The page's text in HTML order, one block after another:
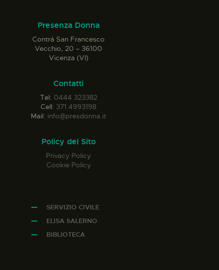
Presenza Donna
Contrà San Francesco
Vecchio, 20 – 36100
Vicenza (VI)
Contatti
Tel: 0444 323382
Cell: 371 4993198
Mail: info@presdonna.it
Policy del Sito
Privacy Policy
Cookie Policy
SERVIZIO CIVILE
ELISA SALERNO
BIBLIOTECA